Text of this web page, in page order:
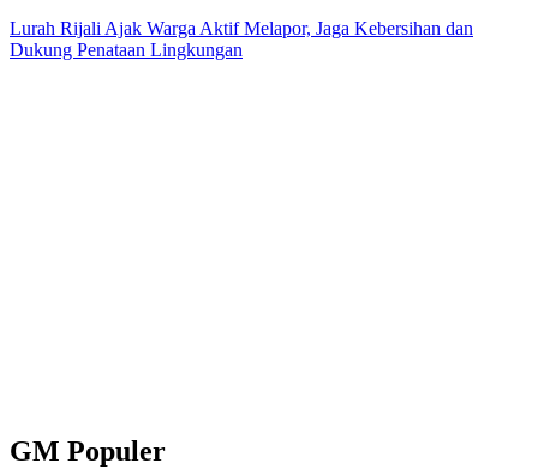
Lurah Rijali Ajak Warga Aktif Melapor, Jaga Kebersihan dan
Dukung Penataan Lingkungan
GM Populer